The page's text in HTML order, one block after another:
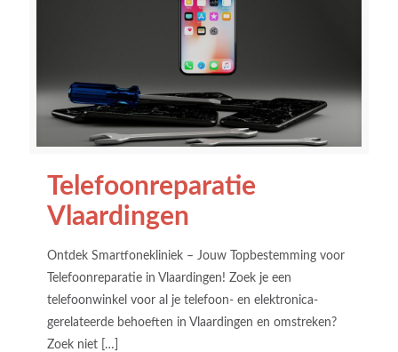
Telefoonreparatie
Vlaardingen
Ontdek Smartfonekliniek – Jouw Topbestemming voor
Telefoonreparatie in Vlaardingen! Zoek je een
telefoonwinkel voor al je telefoon- en elektronica-
gerelateerde behoeften in Vlaardingen en omstreken?
Zoek niet […]